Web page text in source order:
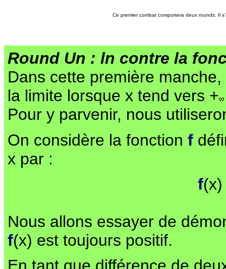
Ce premier combat comportera deux rounds. Il
Round Un : ln contre la
Dans cette première
la limite lorsque x tend vers +
Pour y parvenir, nous
On considère la fonction f
x par :
f
Nous allons essayer de
f(x) est toujours positif.